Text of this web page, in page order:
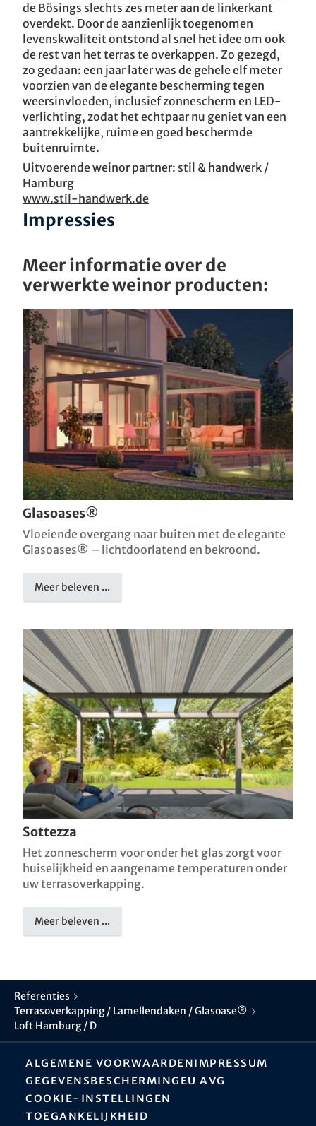
de Bösings slechts zes meter aan de linkerkant
overdekt. Door de aanzienlijk toegenomen
levenskwaliteit ontstond al snel het idee om ook
de rest van het terras te overkappen. Zo gezegd,
zo gedaan: een jaar later was de gehele elf meter
voorzien van de elegante bescherming tegen
weersinvloeden, inclusief zonnescherm en LED-
verlichting, zodat het echtpaar nu geniet van een
aantrekkelijke, ruime en goed beschermde
buitenruimte.
Uitvoerende weinor partner: stil & handwerk /
Hamburg
www.stil-handwerk.de
Impressies
Meer informatie over de
verwerkte weinor producten:
Glasoases®
Vloeiende overgang naar buiten met de elegante
Glasoases® – lichtdoorlatend en bekroond.
Meer beleven ...
Sottezza
Het zonnescherm voor onder het glas zorgt voor
huiselijkheid en aangename temperaturen onder
uw terrasoverkapping.
Meer beleven ...
Referenties
Terrasoverkapping / Lamellendaken / Glasoase®
Loft Hamburg / D
Algemene VoorwaardenImpressum
Gegevensbescherming EU AVG
Cookie-instellingen
Toegankelijkheid